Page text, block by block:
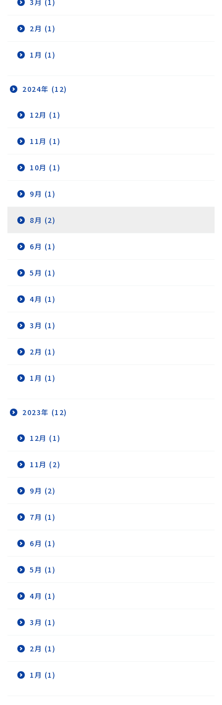
2月 (1)
1月 (1)
2024年 (12)
12月 (1)
11月 (1)
10月 (1)
9月 (1)
8月 (2)
6月 (1)
5月 (1)
4月 (1)
3月 (1)
2月 (1)
1月 (1)
2023年 (12)
12月 (1)
11月 (2)
9月 (2)
7月 (1)
6月 (1)
5月 (1)
4月 (1)
3月 (1)
2月 (1)
1月 (1)